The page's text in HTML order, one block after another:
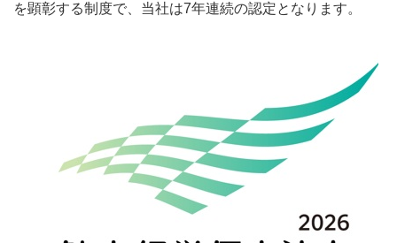
を顕彰する制度で、当社は7年連続の認定となります。